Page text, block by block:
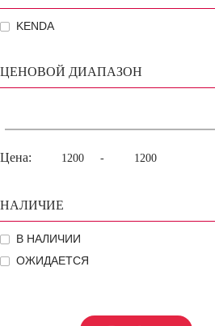
KENDA
ЦЕНОВОЙ ДИАПАЗОН
Цена: -
НАЛИЧИЕ
В НАЛИЧИИ
ОЖИДАЕТСЯ